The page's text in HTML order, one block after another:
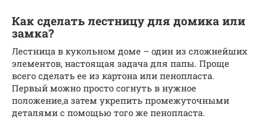
Как сделать лестницу для домика или
замка?
Лестница в кукольном доме – один из сложнейших
элементов, настоящая задача для папы. Проще
всего сделать ее из картона или пенопласта.
Первый можно просто согнуть в нужное
положение,а затем укрепить промежуточными
деталями с помощью того же пенопласта.